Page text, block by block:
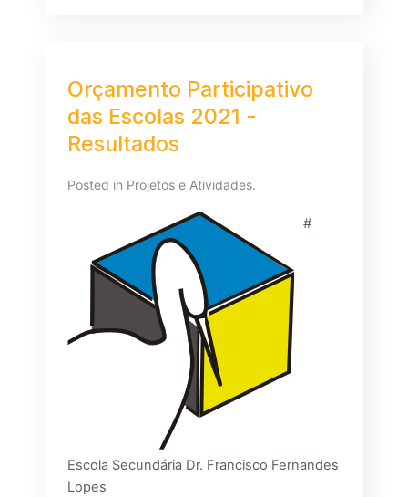
Orçamento Participativo
das Escolas 2021 -
Resultados
Posted in Projetos e Atividades.
#
Escola Secundária Dr. Francisco Fernandes
Lopes